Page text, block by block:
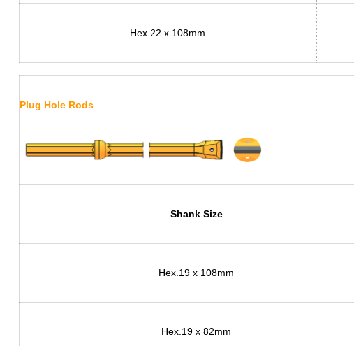
Hex.22 x 108mm
Plug Hole Rods
Shank Size
Hex.19 x 108mm
Hex.19 x 82mm